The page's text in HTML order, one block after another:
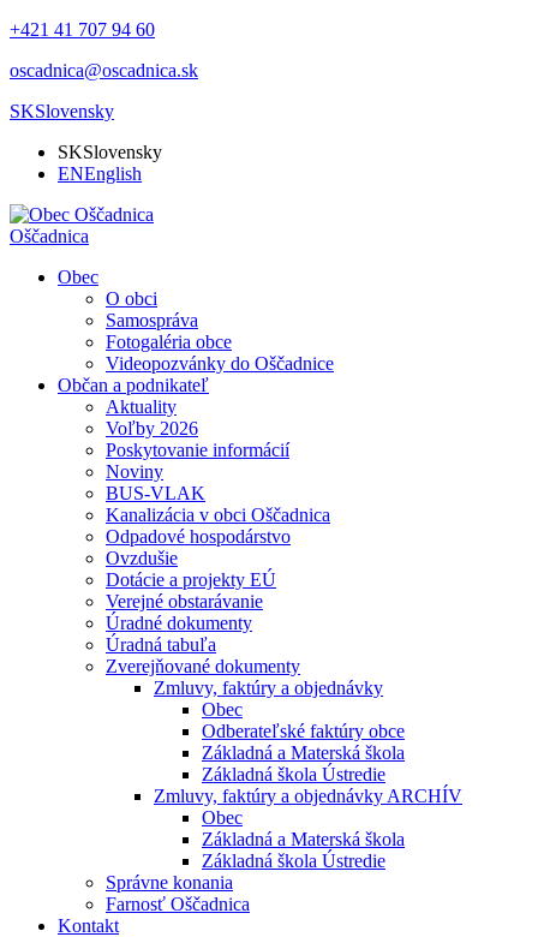
+421 41 707 94 60
oscadnica@oscadnica.sk
SKSlovensky
SKSlovensky
ENEnglish
Oščadnica
Obec
O obci
Samospráva
Fotogaléria obce
Videopozvánky do Oščadnice
Občan a podnikateľ
Aktuality
Voľby 2026
Poskytovanie informácií
Noviny
BUS-VLAK
Kanalizácia v obci Oščadnica
Odpadové hospodárstvo
Ovzdušie
Dotácie a projekty EÚ
Verejné obstarávanie
Úradné dokumenty
Úradná tabuľa
Zverejňované dokumenty
Zmluvy, faktúry a objednávky
Obec
Odberateľské faktúry obce
Základná a Materská škola
Základná škola Ústredie
Zmluvy, faktúry a objednávky ARCHÍV
Obec
Základná a Materská škola
Základná škola Ústredie
Správne konania
Farnosť Oščadnica
Kontakt